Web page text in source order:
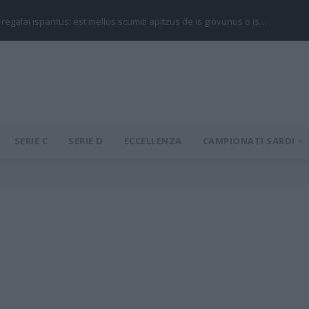
regalai ispantus: est mellus scumiti apitzus de is giòvunus o is…
SERIE C SERIE D ECCELLENZA CAMPIONATI SARDI